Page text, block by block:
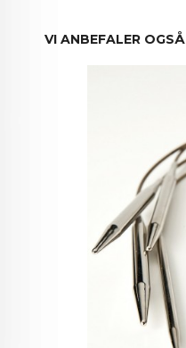
VI ANBEFALER OGSÅ